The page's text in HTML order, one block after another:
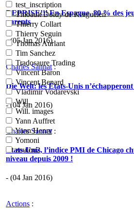
test_inscription
Thibault Doidy de Kerguelen
Thierry Collart
Thierry Seguin
Thomas Aurlant
Tim Sanchez
Tradosaure Trading
Vincent Baron
Vincent Benard
Vladimir Vodarevski
Will.
Will. images
Yann Auffret
Yann Henry
Yomoni
zoulou2
REPRISE!!! En Espagne, 80 % des
parents
- (05 Jan 2016)
Charles Sannat:
Die Welt: les États-Unis n’échapperont
- (04 Jan 2016)
Charles Sannat:
Etats-Unis, l’indice PMI de Chicago
niveau depuis 2009 !
- (04 Jan 2016)
Actions :